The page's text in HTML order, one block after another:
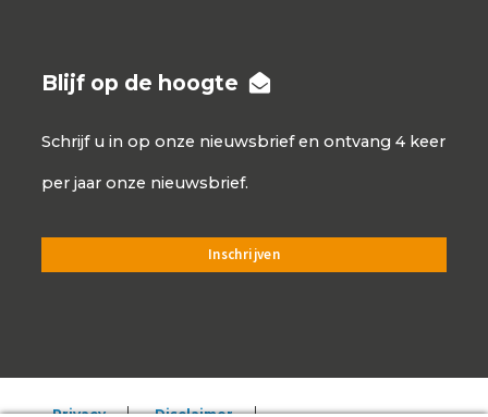
Blijf op de hoogte
Schrijf u in op onze nieuwsbrief en ontvang 4 keer
per jaar onze nieuwsbrief.